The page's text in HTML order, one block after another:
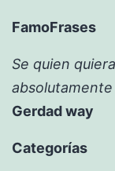
FamoFrases
Se quien
Gerdad way
Categorías